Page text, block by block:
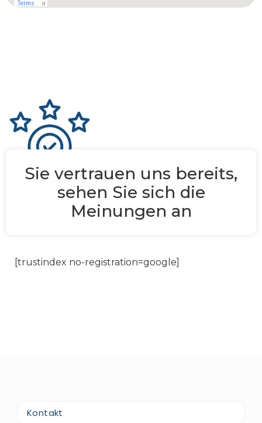
Sie vertrauen uns bereits,
sehen Sie sich die
Meinungen an
[trustindex no-registration=google]
Kontakt